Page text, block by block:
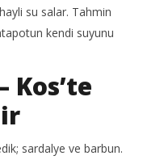
su salar. Tahmin
kendi suyunu
Kos’te
sardalye ve barbun.